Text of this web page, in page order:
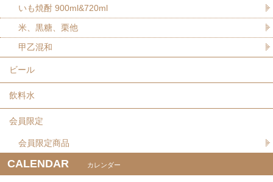
いも焼酎 900ml&720ml
米、黒糖、栗他
甲乙混和
ビール
飲料水
会員限定
会員限定商品
CALENDAR カレンダー